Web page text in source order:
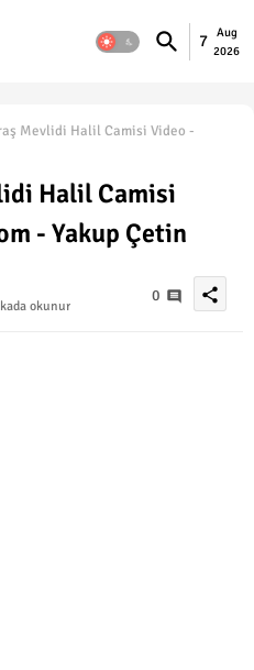
7
Aug
2026
Mevlidi Halil Camisi Video -
Halil Camisi
- Yakup Çetin
okunur
0 share